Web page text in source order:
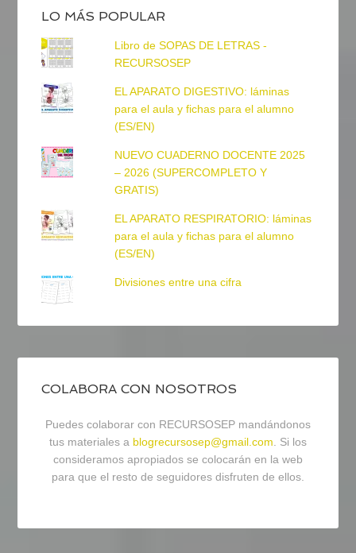
LO MÁS POPULAR
Libro de SOPAS DE LETRAS -
RECURSOSEP
EL APARATO DIGESTIVO: láminas
para el aula y fichas para el alumno
(ES/EN)
NUEVO CUADERNO DOCENTE 2025
– 2026 (SUPERCOMPLETO Y
GRATIS)
EL APARATO RESPIRATORIO: láminas
para el aula y fichas para el alumno
(ES/EN)
Divisiones entre una cifra
COLABORA CON NOSOTROS
Puedes colaborar con RECURSOSEP mandándonos
tus materiales a blogrecursosep@gmail.com . Si los
consideramos apropiados se colocarán en la web
para que el resto de seguidores disfruten de ellos.